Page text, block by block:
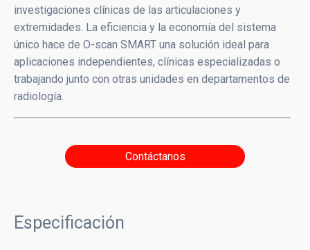
Gases y Electrolitos
HPLC
Informática médica
Inmunoensayo
Diagnóstico por Imagen
investigaciones clínicas de las articulaciones y
extremidades. La eficiencia y la economía del sistema
único hace de O-scan SMART una solución ideal para
aplicaciones independientes, clínicas especializadas o
trabajando junto con otras unidades en departamentos de
radiología.
Contáctanos
Especificación